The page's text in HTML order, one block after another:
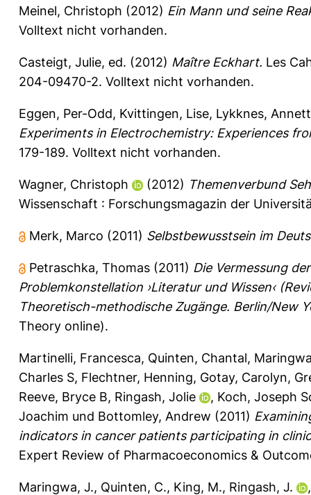
Meinel, Christoph (2012) Ein Mann und seine
Volltext nicht vorhanden.
Casteigt, Julie, ed. (2012) Maître Eckhart. Les
204-09470-2. Volltext nicht vorhanden.
Eggen, Per-Odd, Kvittingen, Lise, Lykknes,
Experiments in Electrochemistry: Experiences
179-189. Volltext nicht vorhanden.
Wagner, Christoph (2012) Themenverbund
Wissenschaft : Forschungsmagazin der
Merk, Marco (2011) Selbstbewusstsein im
Petraschka, Thomas (2011) Die Vermessung
Problemkonstellation ›Literatur und Wissen‹
Theoretisch-methodische Zugänge. Berlin/New
Theory online).
Martinelli, Francesca, Quinten, Chantal,
Charles S, Flechtner, Henning, Gotay, Carolyn,
Reeve, Bryce B, Ringash, Jolie , Koch, Joseph
Joachim und Bottomley, Andrew (2011)
indicators in cancer patients participating in
Expert Review of Pharmacoeconomics &
Maringwa, J., Quinten, C., King, M., Ringash, J.